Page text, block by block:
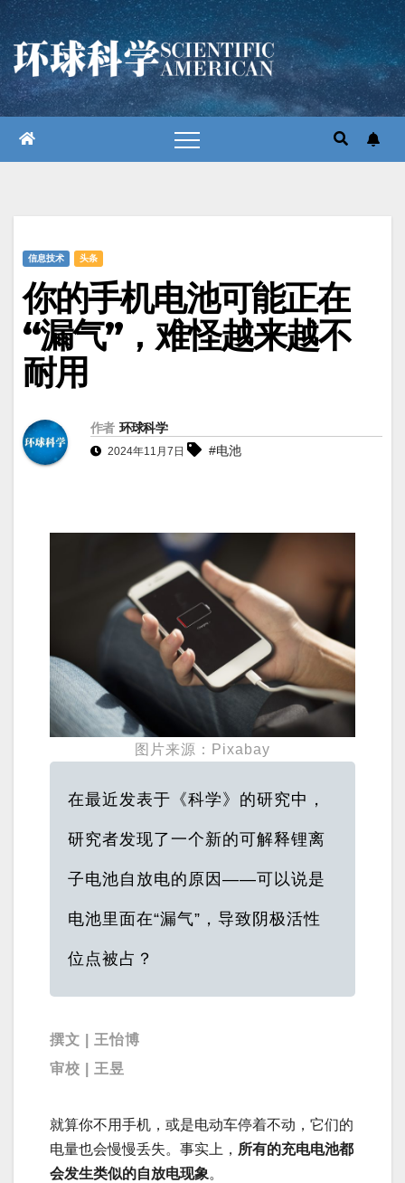
跳
至
内
容
信息技术 头条
你的手机电池可能正在
“漏气”，难怪越来越不
耐用
作者 环球科学
2024年11月7日 #电池
图片来源：Pixabay
在最近发表于《科学》的研究中，
研究者发现了一个新的可解释锂离
子电池自放电的原因——可以说是
电池里面在“漏气”，导致阴极活性
位点被占？
撰文 | 王怡博
审校 | 王昱
就算你不用手机，或是电动车停着不动，它们的
电量也会慢慢丢失。事实上， 所有的充电电池都
会发生类似的自放电现象。